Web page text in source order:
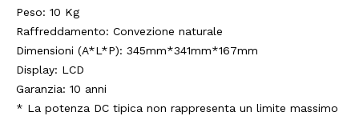
Peso: 10 Kg
Raffreddamento: Convezione naturale
Dimensioni (A*L*P): 345mm*341mm*167mm
Display: LCD
Garanzia: 10 anni
* La potenza DC tipica non rappresenta un limite massimo